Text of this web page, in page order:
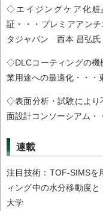
◇エイジングケア化粧
証・・・プレミアアン
タジャパン 西本 昌弘氏
◇DLCコーティングの機
業用途への最適化・・
◇表面分析・試験により
面設計コンソーシアム・
連載
注目技術：TOF-SIMSを
ィング中の水分移動度
大学